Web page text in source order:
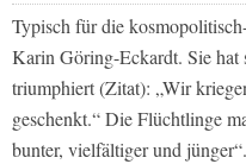
Typisch für die
Karin Göring-Eckardt. Sie hat
triumphiert (Zitat): „Wir
geschenkt.“ Die Flüchtlinge
bunter, vielfältiger und